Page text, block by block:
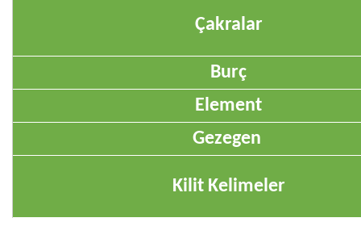
Çakralar
Burç
Element
Gezegen
Kilit Kelimeler